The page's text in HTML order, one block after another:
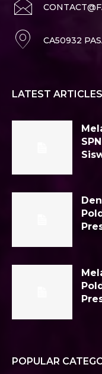
CA50932
LATEST ARTICLES
POPULAR